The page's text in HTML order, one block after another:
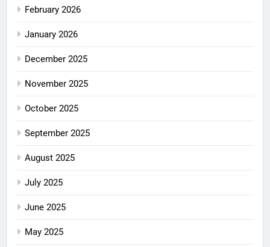
February 2026
January 2026
December 2025
November 2025
October 2025
September 2025
August 2025
July 2025
June 2025
May 2025